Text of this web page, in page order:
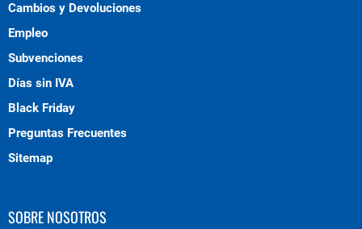
Cambios y Devoluciones
Empleo
Subvenciones
Días sin IVA
Black Friday
Preguntas Frecuentes
Sitemap
SOBRE NOSOTROS